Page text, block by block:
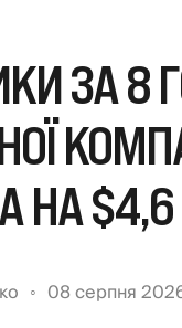
ЗА
НА
08 серпня